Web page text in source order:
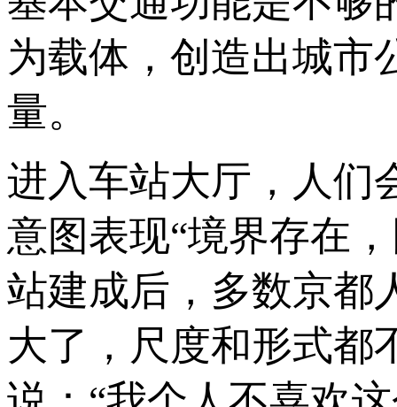
为载体，创造出城市
量。
进入车站大厅，人们
意图表现“境界存在
站建成后，多数京都
大了，尺度和形式都